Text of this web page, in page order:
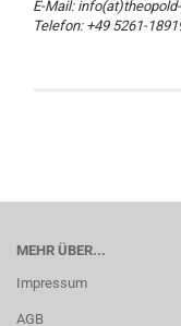
E-Mail:
Telefon: +49 5261-
MEHR ÜBER...
Impressum
AGB